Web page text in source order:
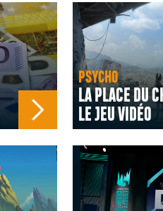
PSYCHO
LA PLACE DU
LE JEU VIDÉO